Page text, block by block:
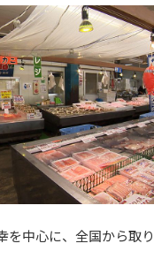
を中心に、全国から取